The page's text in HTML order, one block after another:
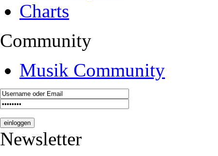
Charts
Community
Musik Community
Newsletter